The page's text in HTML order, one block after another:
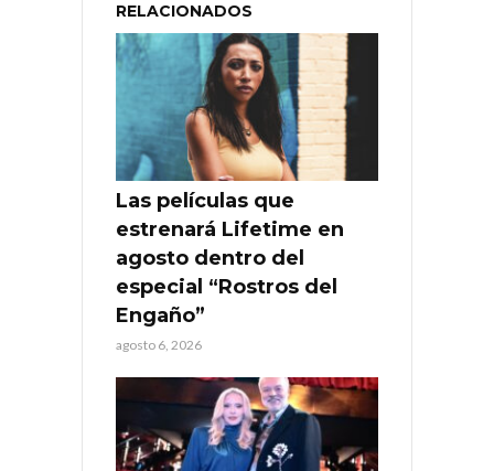
RELACIONADOS
Las películas que
estrenará Lifetime en
agosto dentro del
especial “Rostros del
Engaño”
agosto 6, 2026